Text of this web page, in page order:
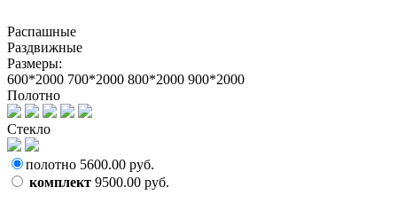
Распашные
Раздвижные
Размеры:
600*2000 700*2000 800*2000 900*2000
Полотно
Стекло
полотно 5600.00 руб.
комплект 9500.00 руб.